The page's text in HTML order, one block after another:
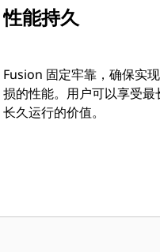
性能持久
Fusion 固定牢靠，确保实
损的性能。用户可以享受最
长久运行的价值。